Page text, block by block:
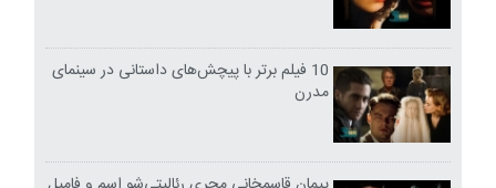
10 فیلم برتر با پیچش‌های داستانی در سینمای
مدرن